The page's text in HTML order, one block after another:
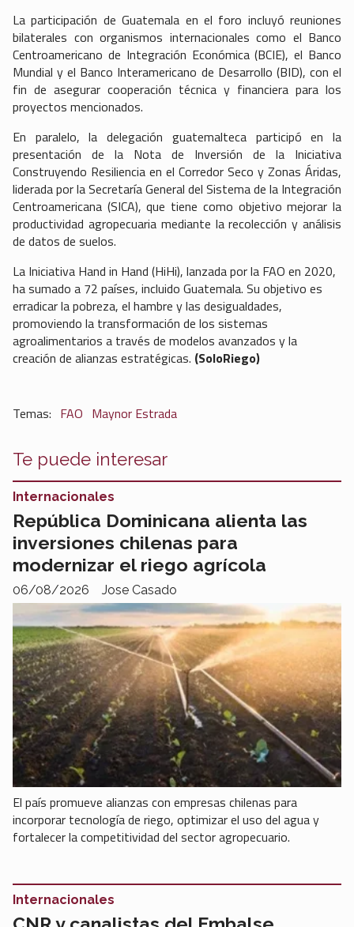
La participación de Guatemala en el foro incluyó reuniones
bilaterales con organismos internacionales como el Banco
Centroamericano de Integración Económica (BCIE), el Banco
Mundial y el Banco Interamericano de Desarrollo (BID), con el
fin de asegurar cooperación técnica y financiera para los
proyectos mencionados.
En paralelo, la delegación guatemalteca participó en la
presentación de la Nota de Inversión de la Iniciativa
Construyendo Resiliencia en el Corredor Seco y Zonas Áridas,
liderada por la Secretaría General del Sistema de la Integración
Centroamericana (SICA), que tiene como objetivo mejorar la
productividad agropecuaria mediante la recolección y análisis
de datos de suelos.
La Iniciativa Hand in Hand (HiHi), lanzada por la FAO en 2020,
ha sumado a 72 países, incluido Guatemala. Su objetivo es
erradicar la pobreza, el hambre y las desigualdades,
promoviendo la transformación de los sistemas
agroalimentarios a través de modelos avanzados y la
creación de alianzas estratégicas. (SoloRiego)
FAO Maynor Estrada
Te puede interesar
República Dominicana alienta las
inversiones chilenas para
modernizar el riego agrícola
Jose Casado
Internacionales
06/08/2026
El país promueve alianzas con empresas chilenas para
incorporar tecnología de riego, optimizar el uso del agua y
fortalecer la competitividad del sector agropecuario.
Internacionales